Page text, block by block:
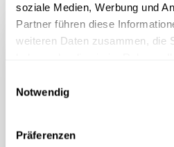
soziale Medien, Werbung und
Partner führen diese
weiteren Daten zusammen, die
Notwendig
Präferenzen